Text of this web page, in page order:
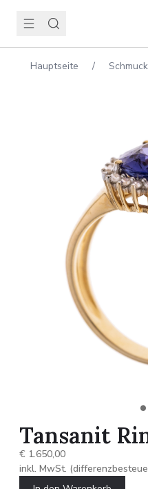
Hauptseite / Schmuck
Tansanit
€ 1.650,00
inkl. MwSt.